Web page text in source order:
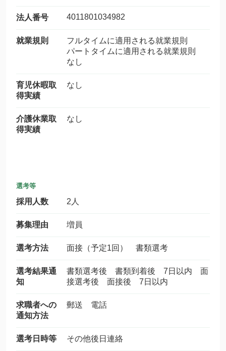
法人番号 4011801034982
就業規則
フルタイムに適用される就業規則
パートタイムに適用される就業規則
なし
育児休暇取
得実績
なし
介護休業取
得実績
なし
選考等
採用人数 2人
募集理由 増員
選考方法 面接（予定1回） 書類選考
選考結果通
知
書類選考後 書類到着後 7日以内 面
接選考後 面接後 7日以内
求職者への
通知方法
郵送 電話
選考日時等 その他後日連絡